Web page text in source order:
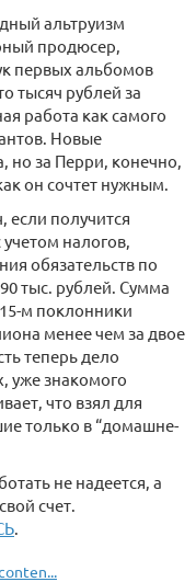
альтруизм
продюсер,
первых альбомов
тысяч рублей за
работа как самого
Новые
но за Перри, конечно,
он сочтет нужным.
если получится
учетом налогов,
обязательств по
тыс. рублей. Сумма
м поклонники
менее чем за двое
теперь дело
уже знакомого
что взял для
только в “домашне-
не надеется, а
счет.
.